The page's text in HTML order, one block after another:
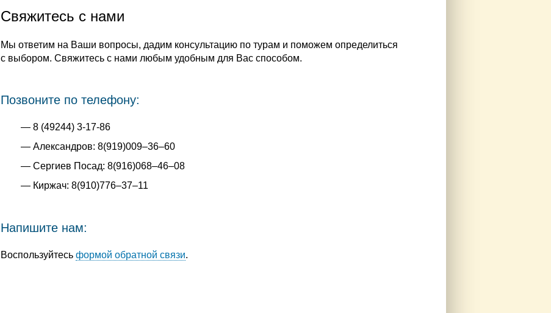
Свяжитесь с нами
Мы ответим на Ваши вопросы, дадим консультацию по турам и поможем определиться
с выбором. Свяжитесь с нами любым удобным для Вас способом.
Позвоните по телефону:
8 (49244) 3-17-86
Александров: 8(919)009–36–60
Сергиев Посад: 8(916)068–46–08
Киржач: 8(910)776–37–11
Напишите нам:
Воспользуйтесь формой обратной связи.